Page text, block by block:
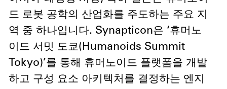
드 로봇 공학의 산업화를 주도하는 주요 지
역 중 하나입니다. Synapticon은 ‘휴머노
이드 서밋 도쿄(Humanoids Summit
Tokyo)’를 통해 휴머노이드 플랫폼을 개발
하고 구성 요소 아키텍처를 결정하는 엔지